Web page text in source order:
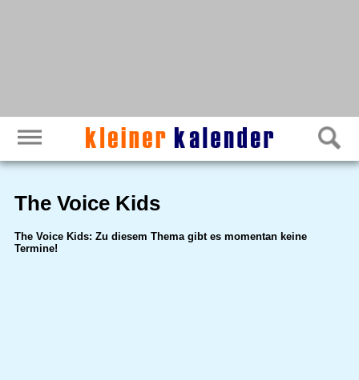
The Voice Kids
The Voice Kids: Zu diesem Thema gibt es momentan keine
Termine!